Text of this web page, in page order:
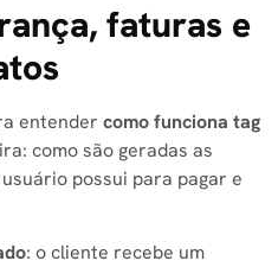
faturas e
entender como funciona tag
como são geradas as
possui para pagar e
: o cliente recebe um